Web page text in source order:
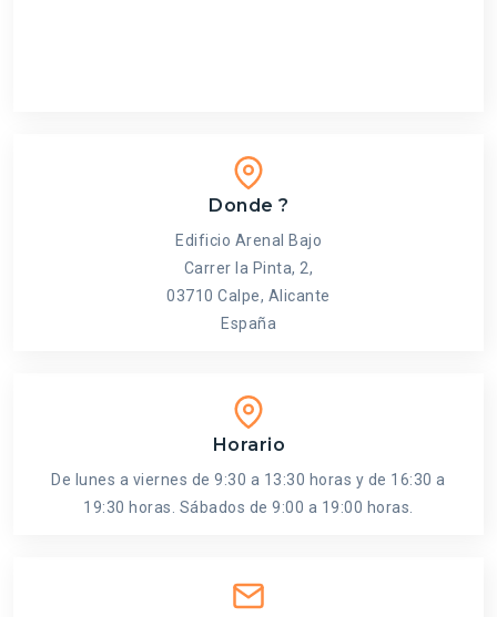
Donde ?
Edificio Arenal Bajo
Carrer la Pinta, 2,
03710 Calpe, Alicante
España
Horario
De lunes a viernes de 9:30 a 13:30 horas y de 16:30 a
19:30 horas. Sábados de 9:00 a 19:00 horas.